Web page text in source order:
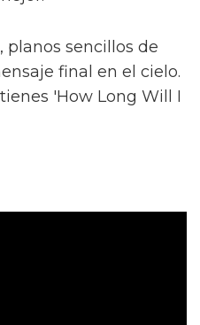
planos sencillos de
final en el cielo.
'How Long Will I